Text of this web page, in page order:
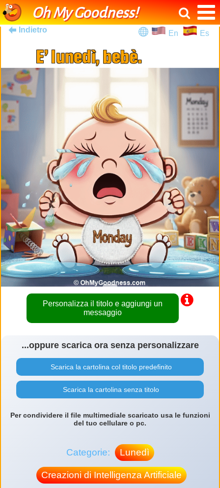
Oh My Goodness!
Indietro En Es
Personalizza il titolo e aggiungi un
messaggio
...oppure scarica ora senza personalizzare
Scarica la cartolina col titolo predefinito
Scarica la cartolina senza titolo
Per condividere il file multimediale scaricato usa le funzioni
del tuo cellulare o pc.
Categorie: Lunedì
Creazioni di Intelligenza Artificiale